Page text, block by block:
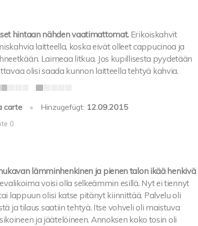
hintaan nähden vaatimattomat. Erikoiskahvit
laitteella, koska eivät olleet cappucinoa ja
Laimeaa litkua. Jos kupillisesta pyydetään
olisi saada kunnon laitteella tehtyä kahvia.
carte • Hinzugefügt: 12.09.2015
0
lämminhenkinen ja pienen talon ikää henkivä
voisi olla selkeämmin esillä. Nyt ei tiennyt
lappuun olisi katse pitänyt kiinnittää. Palvelu oli
ja tilaus saatiin tehtyä. Itse vohveli oli maistuva
ja jäätelöineen. Annoksen koko tosin oli